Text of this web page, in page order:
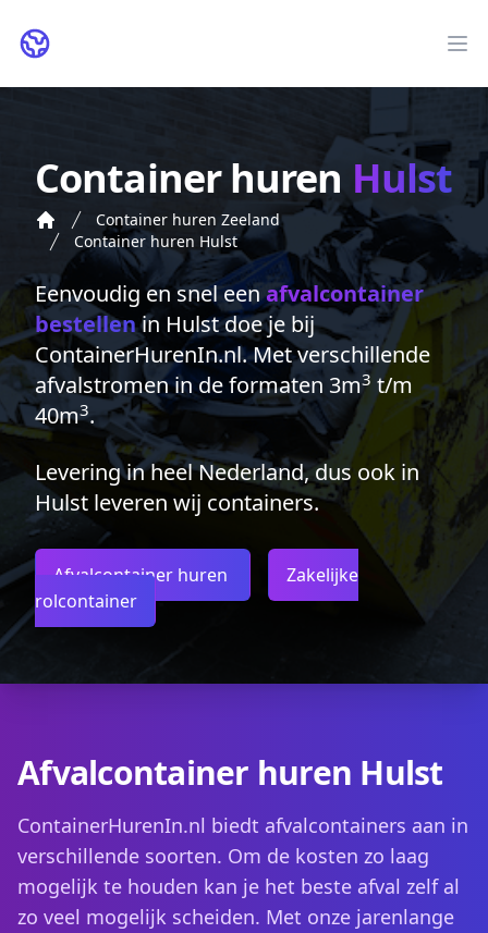
ContainerHurenIn.nl
Container huren Hulst
Container huren Zeeland
Container huren Hulst
Eenvoudig en snel eenafvalcontainer
bestellenin Hulst doe je bij
ContainerHurenIn.nl. Met verschillende
afvalstromen in de formaten 3m3 t/m
40m3.
Levering in heel Nederland, dus ook in
Hulst leveren wij containers.
Afvalcontainer huren
Zakelijke
rolcontainer
Afvalcontainer huren Hulst
ContainerHurenIn.nl biedt afvalcontainers aan in
verschillende soorten. Om de kosten zo laag
mogelijk te houden kan je het beste afval zelf al
zo veel mogelijk scheiden. Met onze jarenlange